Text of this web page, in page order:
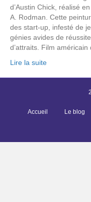
d’Austin Chick, réalisé
A. Rodman. Cette
des start-up, infesté de
génies avides de
d’attraits. Film américain
Lire la suite
Accueil Le blog